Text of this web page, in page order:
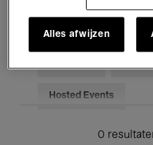
Voor iedereen
Hosted Events
0
Alles afwijzen